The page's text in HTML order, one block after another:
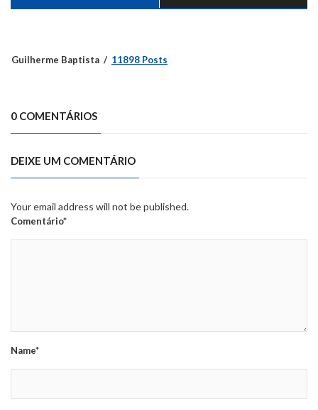
Guilherme Baptista 11898 Posts
0 COMENTÁRIOS
DEIXE UM COMENTÁRIO
Your email address will not be published.
Comentário*
Name*